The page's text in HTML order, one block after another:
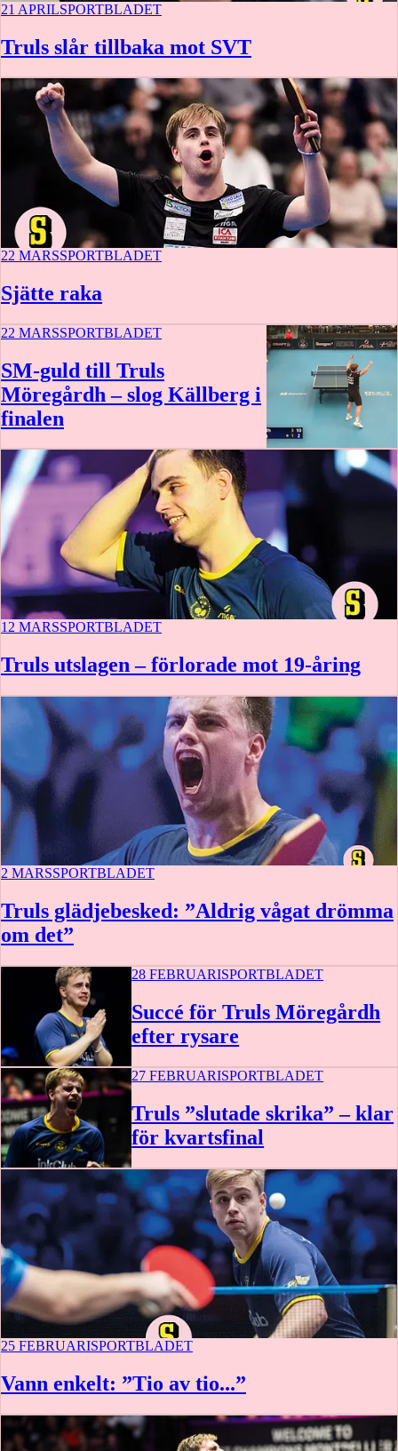
21 APRILSPORTBLADET
Truls slår tillbaka mot SVT
22 MARSSPORTBLADET
Sjätte raka
22 MARSSPORTBLADET
SM-guld till Truls
Möregårdh – slog Källberg i
finalen
12 MARSSPORTBLADET
Truls utslagen – förlorade mot 19-åring
2 MARSSPORTBLADET
Truls glädjebesked: ”Aldrig vågat drömma
om det”
28 FEBRUARISPORTBLADET
Succé för Truls Möregårdh
efter rysare
27 FEBRUARISPORTBLADET
Truls ”slutade skrika” – klar
för kvartsfinal
25 FEBRUARISPORTBLADET
Vann enkelt: ”Tio av tio...”